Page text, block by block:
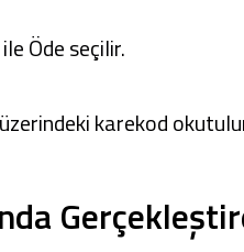
Öde seçilir.
karekod